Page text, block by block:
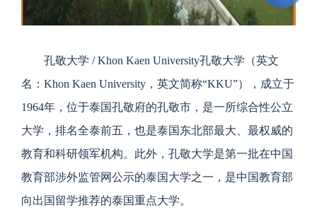
孔敬大学 / Khon Kaen University孔敬大学（英文
名：Khon Kaen University，英文简称“KKU”），成立于
1964年，位于泰国孔敬府的孔敬市，是一所综合性公立
大学，排名全泰前五，也是泰国东北部最大、最权威的
教育和科研领军机构。此外，孔敬大学是第一批在中国
教育部涉外监管网公示的泰国大学之一，是中国教育部
向出国留学推荐的泰国重点大学。